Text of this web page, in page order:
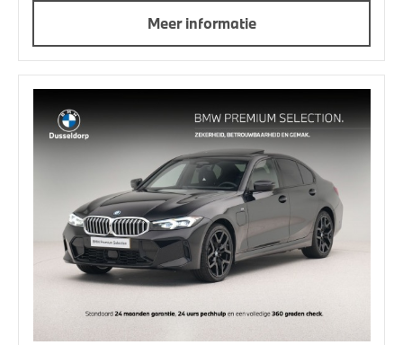
Meer informatie